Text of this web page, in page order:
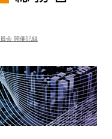
会 開催記録